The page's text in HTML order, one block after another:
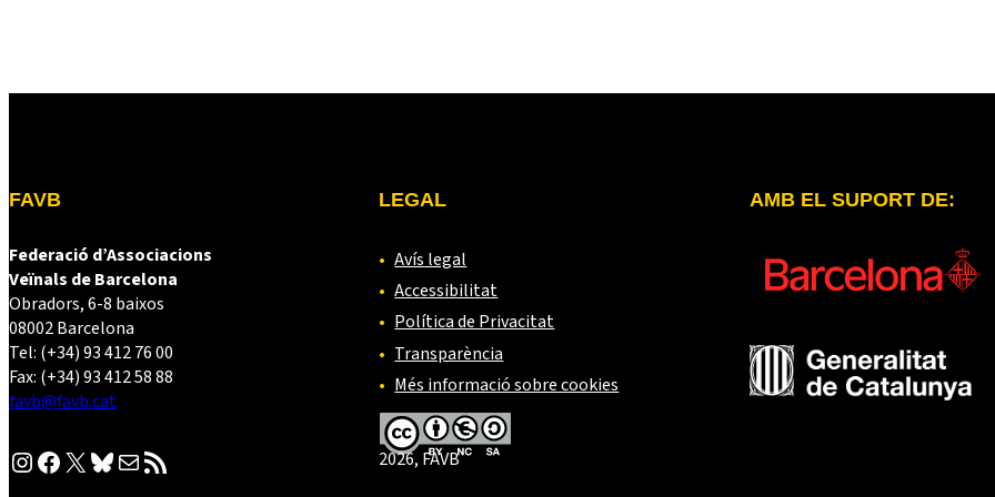
FAVB
Federació d’Associacions
Veïnals de Barcelona
Obradors, 6-8 baixos
08002 Barcelona
Tel: (+34) 93 412 76 00
Fax: (+34) 93 412 58 88
favb@favb.cat
Instagram Facebook X Bluesky Correu electrònic Canal RSS
LEGAL
Avís legal
Accessibilitat
Política de Privacitat
Transparència
Més informació sobre cookies
2026, FAVB
AMB EL SUPORT DE: